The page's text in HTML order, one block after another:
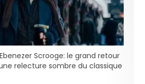
Scrooge: le grand retour
relecture sombre du classique